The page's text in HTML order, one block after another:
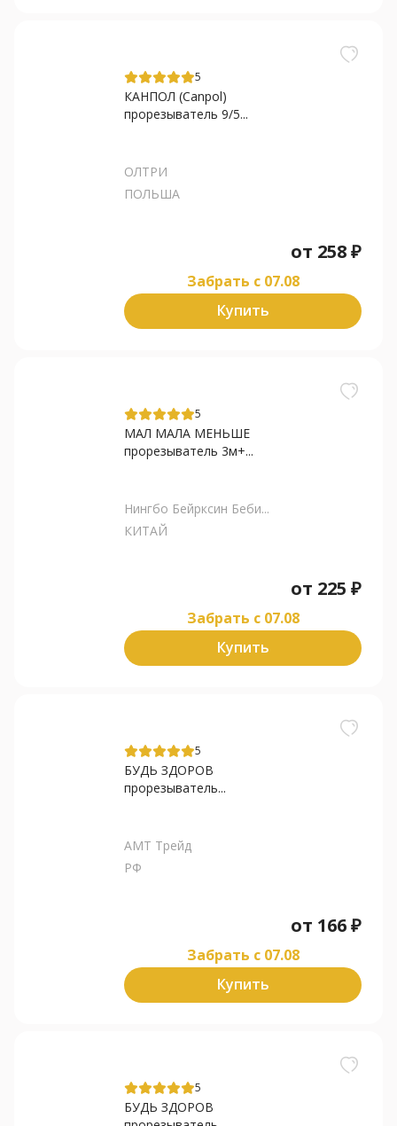
5
КАНПОЛ (Canpol)
прорезыватель 9/5...
ОЛТРИ
ПОЛЬША
от 258₽
Забрать c 07.08
Купить
5
МАЛ МАЛА МЕНЬШЕ
прорезыватель 3м+...
Нингбо Бейрксин Беби...
КИТАЙ
от 225 ₽
Забрать c 07.08
Купить
5
БУДЬ ЗДОРОВ
прорезыватель...
АМТ Трейд
РФ
от 166₽
Забрать c 07.08
Купить
5
БУДЬ ЗДОРОВ